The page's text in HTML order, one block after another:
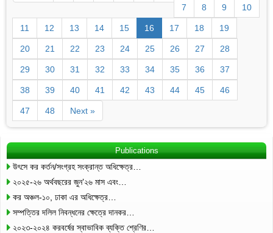
7
8 9 10
11 12 13 14 15 16 17 18 19
20 21 22 23 24 25 26 27 28
29 30 31 32 33 34 35 36 37
38 39 40 41 42 43 44 45 46
47 48 Next »
Publications
উৎসে কর কর্তন/সংগ্রহ সংক্রান্ত অধিক্ষেত্র…
২০২৫-২৬ অর্থবছরের জুন’২৬ মাস এবং…
কর অঞ্চল-১০, ঢাকা এর অধিক্ষেত্র…
সম্পত্তির দলিল নিবন্ধনের ক্ষেত্রে দানকর…
২০২৩-২০২৪ করবর্ষের স্বাভাবিক ব্যক্তি শ্রেণির…